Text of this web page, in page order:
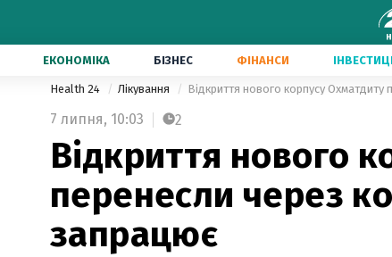
ЕКОНОМІКА БІЗНЕС ФІНАНСИ
Health 24 Лікування Відкриття нового корпусу Охматдиту
7 липня, 10:03 2
Відкриття нового
перенесли через
запрацює